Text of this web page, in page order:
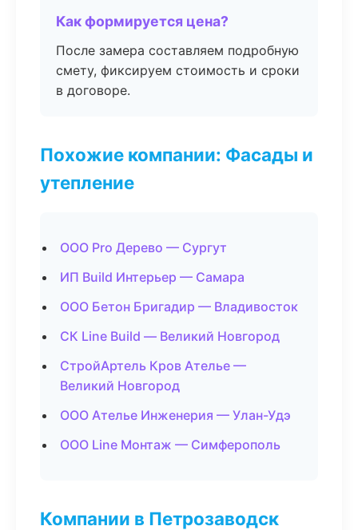
Как формируется цена?
После замера составляем подробную
смету, фиксируем стоимость и сроки
в договоре.
Похожие компании: Фасады и
утепление
ООО Pro Дерево — Сургут
ИП Build Интерьер — Самара
ООО Бетон Бригадир — Владивосток
СК Line Build — Великий Новгород
СтройАртель Кров Ателье —
Великий Новгород
ООО Ателье Инженерия — Улан-Удэ
ООО Line Монтаж — Симферополь
Компании в Петрозаводск